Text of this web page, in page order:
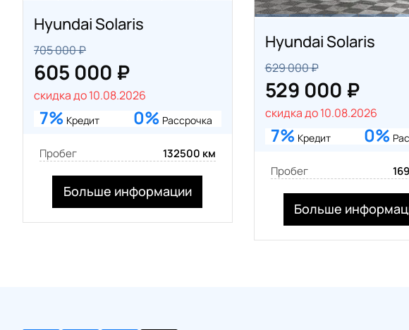
Hyundai Solaris
705 000 ₽
605 000 ₽
скидка до 10.08.2026
7% Кредит 0% Рассрочка
Пробег 132500 км
Больше информации
Hyundai Solaris
629 000 ₽
529 000 ₽
скидка до 10.08.2026
7% Кредит 0%
Пробег
Больше